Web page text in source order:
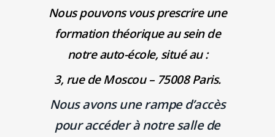
Nous pouvons vous prescrire une
formation théorique au sein de
notre auto-école, situé au :
3, rue de Moscou – 75008 Paris.
Nous avons une rampe d’accès
pour accéder à notre salle de